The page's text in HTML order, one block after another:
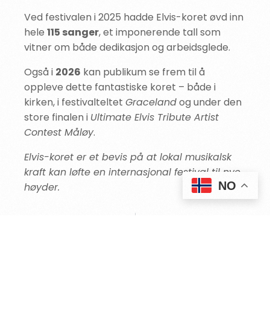
Ved festivalen i 2025 hadde Elvis-koret øvd inn
hele115 sanger, et imponerende tall som
vitner om både dedikasjon og arbeidsglede.
Også i 2026 kan publikum se frem til å
oppleve dette fantastiske koret – både i
kirken, i festivalteltetGracelandog under den
store finalen i Ultimate Elvis Tribute Artist
Contest Måløy.
Elvis-koret er et bevis på at lokal musikalsk
kraft kan løfte en internasjonal festival til nye
høyder.
KJØP BILLETTER
NO